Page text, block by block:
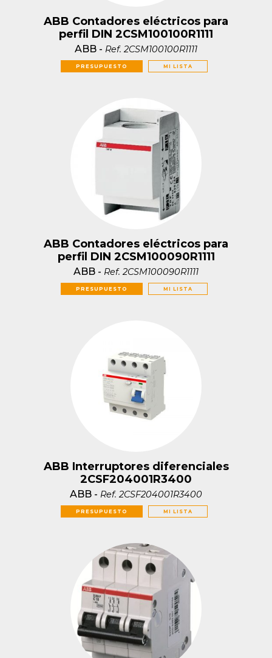
ABB Contadores eléctricos para
perfil DIN 2CSM100100R1111
ABB - Ref.2CSM100100R1111
PRESUPUESTO MI LISTA
ABB Contadores eléctricos para
perfil DIN 2CSM100090R1111
ABB - Ref.2CSM100090R1111
PRESUPUESTO MI LISTA
ABB Interruptores diferenciales
2CSF204001R3400
ABB - Ref.2CSF204001R3400
PRESUPUESTO MI LISTA